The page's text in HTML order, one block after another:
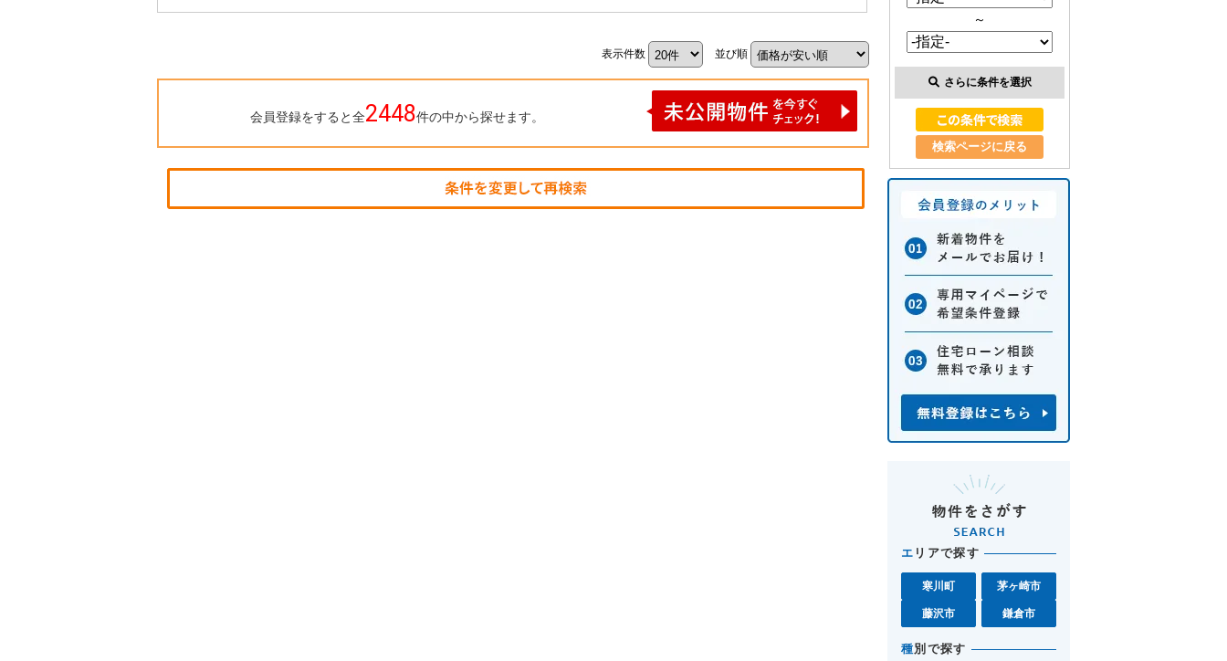
表示件数 並び順
会員登録をすると全2448件の中から探せます。
～
さらに条件を選択
検索ページに戻る
エ リアで探す
寒川町 茅ヶ崎市
藤沢市 鎌倉市
種別で探す